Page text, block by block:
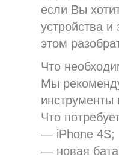
если Вы
устройства
этом
Что
Мы
Что
— iPhone 4S;
— новая